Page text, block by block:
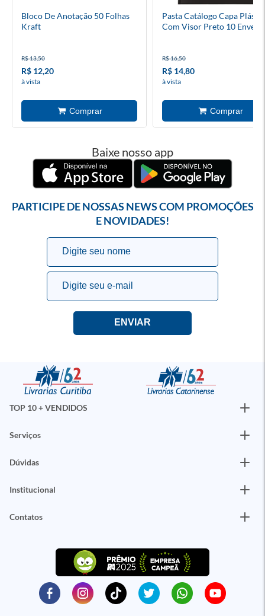
Bloco De Anotação 50 Folhas
Kraft
R$ 13,50
R$ 12,20
à vista
Pasta Catálogo Capa
Com Visor Preto 10
R$ 16,50
R$ 14,80
à vista
Baixe nosso app
PARTICIPE DE NOSSAS NEWS COM PROMOÇÕES
E NOVIDADES!
TOP 10 + VENDIDOS
Serviços
Dúvidas
Institucional
Contatos